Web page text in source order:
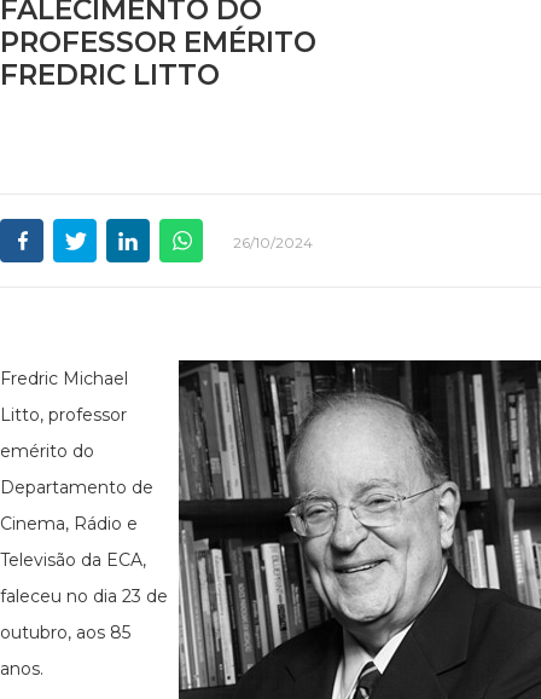
FALECIMENTO DO
PROFESSOR EMÉRITO
FREDRIC LITTO
26/10/2024
Fredric Michael
Litto, professor
emérito do
Departamento de
Cinema, Rádio e
Televisão da ECA,
faleceu no dia 23 de
outubro, aos 85
anos.